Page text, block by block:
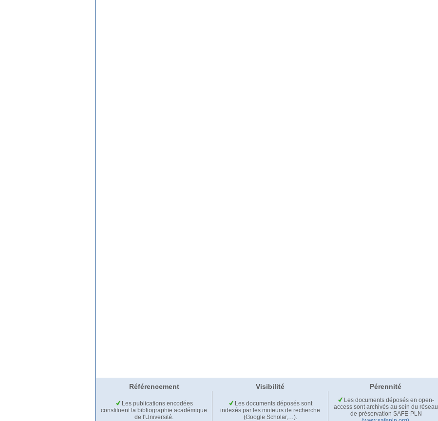
Référencement Visibilité Pérennité
Les publications encodées
constituent la bibliographie académique
de l'Université.
Les documents déposés sont
indexés par les moteurs de recherche
(Google Scholar,…).
Les documents déposés en open-
access sont archivés au sein du réseau
de préservation SAFE-PLN